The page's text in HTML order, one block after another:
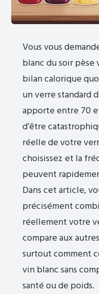
Vous vous
blanc du soir
bilan calorique
un verre standard
apporte entre 70
d’être
réelle de votre
choisissez et la
peuvent
Dans cet article,
précisément
réellement votre
compare aux
surtout comment
vin blanc sans
santé ou de poids.